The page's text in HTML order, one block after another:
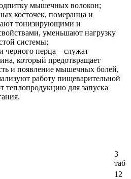
мышечных волокон;
косточек, померанца и
тонизирующими и
уменьшают нагрузку
системы;
черного перца – служат
который предотвращает
и появление мышечных болей,
работу пищеварительной
теплопродукцию для запуска
3
таб
12